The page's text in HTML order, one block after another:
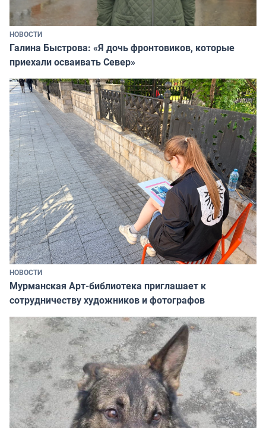
НОВОСТИ
Галина Быстрова: «Я дочь фронтовиков, которые
приехали осваивать Север»
НОВОСТИ
Мурманская Арт-библиотека приглашает к
сотрудничеству художников и фотографов